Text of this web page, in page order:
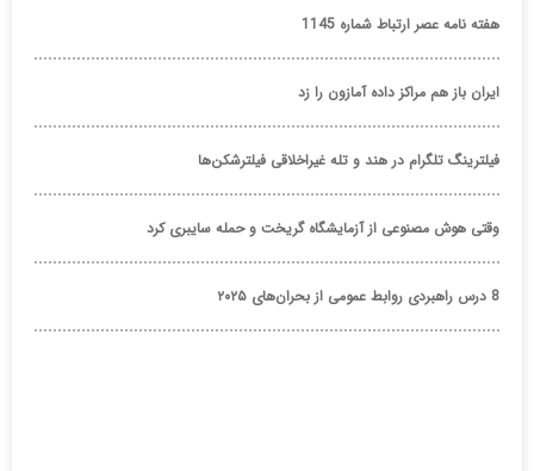
هفته نامه عصر ارتباط شماره 1145
ایران باز هم مراکز داده آمازون را زد
فیلترینگ تلگرام در هند و تله غیراخلاقی فیلترشکن‌ها
وقتی هوش مصنوعی از آزمایشگاه گریخت و حمله سایبری کرد
8 درس راهبردی روابط عمومی از بحران‌های ۲۰۲۵